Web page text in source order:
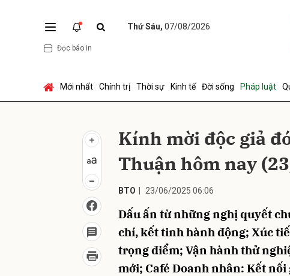
Thứ Sáu, 07/08/2026
Đọc báo in
Mới nhất Chính trị Thời sự Kinh tế Đời sống Pháp luật
Kính mời độc giả
Thuận hôm nay
BTO 23/06/2025 06:06
Dấu ấn từ những nghị quyết
chí, kết tinh hành động; Xúc
trọng điểm; Vận hành thử
mới; Café Doanh nhân: Kết
Gửi